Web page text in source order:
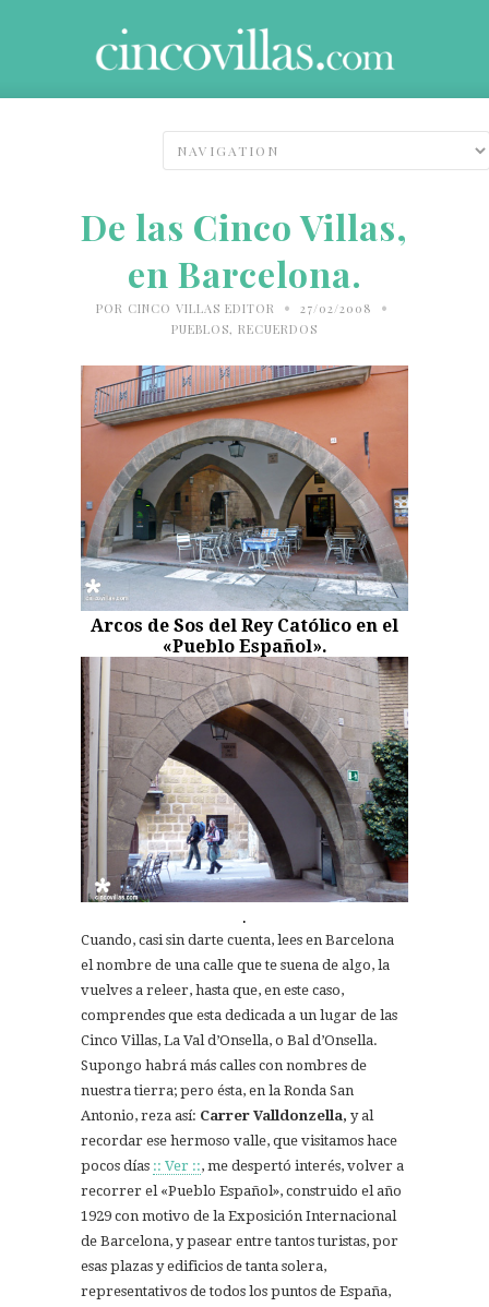
De las Cinco Villas,
en Barcelona.
POR CINCO VILLAS EDITOR • 27/02/2008 •
PUEBLOS, RECUERDOS
Arcos de Sos del Rey Católico en el
«Pueblo Español».
.
Cuando, casi sin darte cuenta, lees en Barcelona
el nombre de una calle que te suena de algo, la
vuelves a releer, hasta que, en este caso,
comprendes que esta dedicada a un lugar de las
Cinco Villas, La Val d’Onsella, o Bal d’Onsella.
Supongo habrá más calles con nombres de
nuestra tierra; pero ésta, en la Ronda San
Antonio, reza así: Carrer Valldonzella, y al
recordar ese hermoso valle, que visitamos hace
pocos días :: Ver ::, me despertó interés, volver a
recorrer el «Pueblo Español», construido el año
1929 con motivo de la Exposición Internacional
de Barcelona, y pasear entre tantos turistas, por
esas plazas y edificios de tanta solera,
representativos de todos los puntos de España,